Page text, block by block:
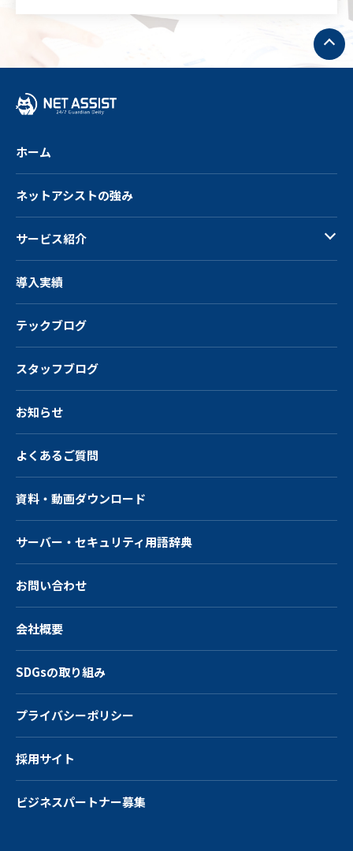
ト
ッ
プ
へ
ホーム
ネットアシストの強み
サービス紹介
導入実績
テックブログ
スタッフブログ
お知らせ
よくあるご質問
資料・動画ダウンロード
サーバー・ セキュリティ用語辞典
お問い合わせ
会社概要
SDGsの取り組み
プライバシーポリシー
採用サイト
ビジネスパートナー募集